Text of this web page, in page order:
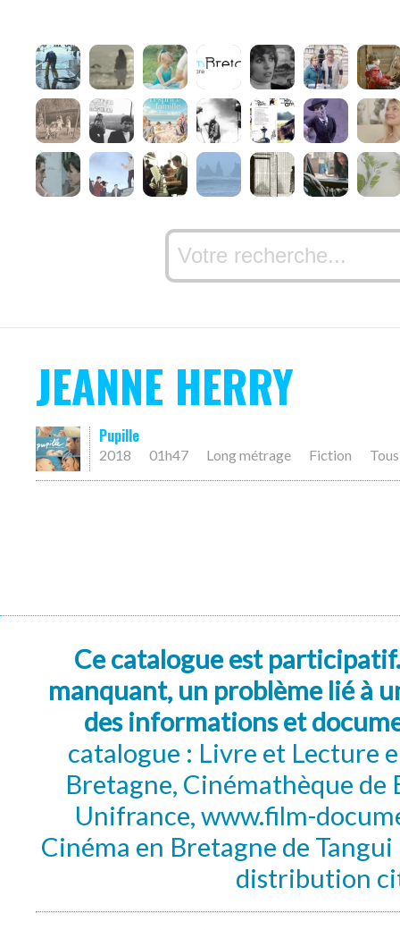
JEANNE HERRY
Pupille
2018 01h47 Long métrage Fiction
Ce catalogue est
manquant, un problème lié à
des informations et
catalogue : Livre et Lecture
Bretagne, Cinémathèque de
Unifrance, www.film-
Cinéma en Bretagne de
distribution